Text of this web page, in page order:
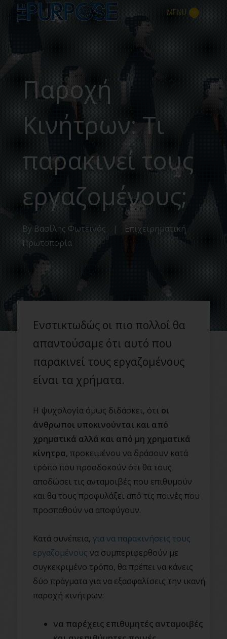
MENU
Παροχή
Κινήτρων: Τι
παρακινεί τους
εργαζομένους;
ByΒασίλης Φωτεινός |
Επιχειρηματική
Πρωτοπορία
Ενστικτωδώς οι πιο πολλοί θα
απαντούσαμε ότι αυτό που
παρακινεί τους εργαζομένους
είναι τα χρήματα.
Η ψυχολογία όμως διδάσκει, ότι οι
άνθρωποι υποκινούνται και από
χρηματικά αλλά και από μη χρηματικά
κίνητρα, προκειμένου να δράσουν κατά
τρόπο που προσδοκούν ότι θα τους
αποδώσει τις ανταμοιβές που επιθυμούν
και θα τους προφυλάξει από τις ποινές που
προσπαθούν να αποφύγουν.
Κατά συνέπεια, για να παρακινήσεις τους
εργαζομένους να συμπεριφερθούν με
συγκεκριμένο τρόπο, θα πρέπει να κάνεις
δύο πράγματα για να εξασφαλίσεις την ικανή
παροχή κινήτρων:
να παρέχεις επιθυμητές ανταμοιβές